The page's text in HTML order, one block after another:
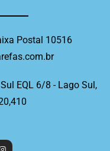
Postal 10516
EQL 6/8 - Lago Sul,